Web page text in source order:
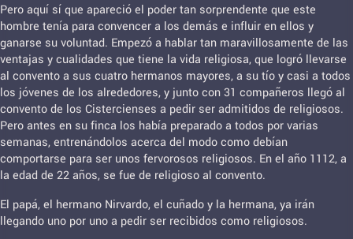
Pero aquí sí que apareció el poder tan sorprendente que este
hombre tenía para convencer a los demás e influir en ellos y
ganarse su voluntad. Empezó a hablar tan maravillosamente de las
ventajas y cualidades que tiene la vida religiosa, que logró llevarse
al convento a sus cuatro hermanos mayores, a su tío y casi a todos
los jóvenes de los alrededores, y junto con 31 compañeros llegó al
convento de los Cistercienses a pedir ser admitidos de religiosos.
Pero antes en su finca los había preparado a todos por varias
semanas, entrenándolos acerca del modo como debían
comportarse para ser unos fervorosos religiosos. En el año 1112, a
la edad de 22 años, se fue de religioso al convento.
El papá, el hermano Nirvardo, el cuñado y la hermana, ya irán
llegando uno por uno a pedir ser recibidos como religiosos.